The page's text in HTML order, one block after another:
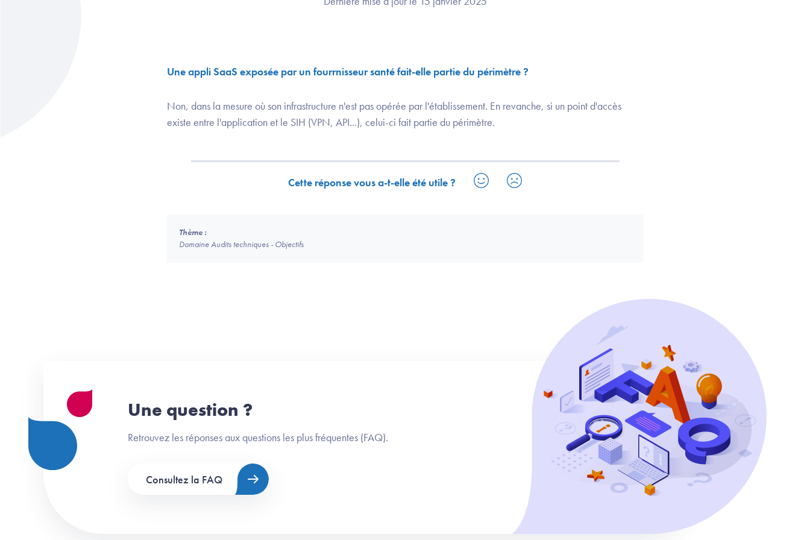
Une appli SaaS exposée par un fourrnisseur santé fait-elle partie du périmètre ?
Non, dans la mesure où son infrastructure n'est pas opérée par l'établissement. En revanche, si un point d'accès
existe entre l'application et le SIH (VPN, API...), celui-ci fait partie du périmètre.
Cette réponse vous a-t-elle été utile ?
Thème :
Domaine Audits techniques - Objectifs
Une question ?
Retrouvez les réponses aux questions les plus fréquentes (FAQ).
Consultez la FAQ